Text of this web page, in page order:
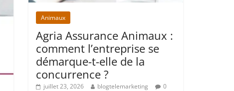
Animaux
Agria Assurance Animaux :
comment l’entreprise se
démarque-t-elle de la
concurrence ?
juillet 23, 2026 blogtelemarketing 0